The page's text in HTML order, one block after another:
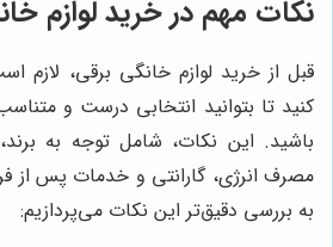
نکات مهم در خرید لوازم
قبل از خرید لوازم خانگی برقی، لازم
کنید تا بتوانید انتخابی درست و
باشید. این نکات، شامل توجه به
مصرف انرژی، گارانتی و خدمات پس از
به بررسی دقیق‌تر این نکات می‌پردازیم: